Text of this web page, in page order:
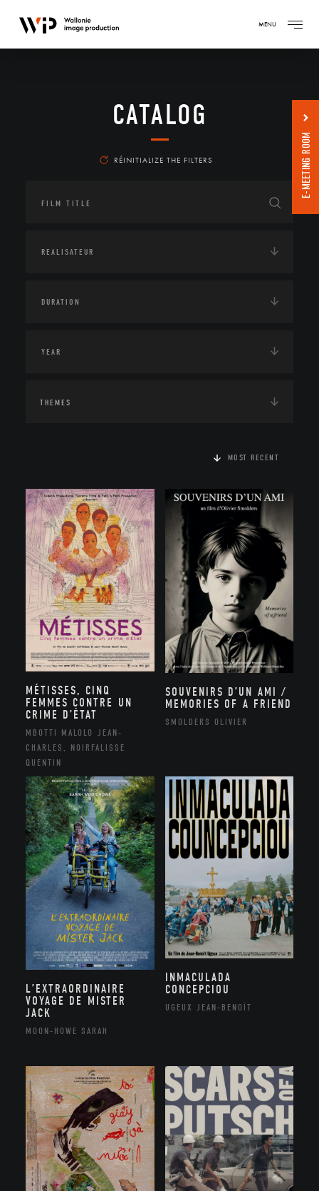
MENU
CATALOG
RÉINITIALIZE THE FILTERS
THEMES
MOST RECENT
MÉTISSES, CINQ
FEMMES CONTRE UN
CRIME D’ÉTAT
MBOTTI MALOLO JEAN-
CHARLES, NOIRFALISSE
QUENTIN
SOUVENIRS D’UN AMI /
MEMORIES OF A FRIEND
SMOLDERS OLIVIER
L’EXTRAORDINAIRE
VOYAGE DE MISTER
JACK
MOON-HOWE SARAH
INMACULADA
CONCEPCIOU
UGEUX JEAN-BENOÎT
E-MEETING ROOM